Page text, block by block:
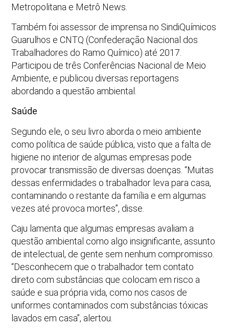
Metropolitana e Metrô News.
Também foi assessor de imprensa no SindiQuímicos
Guarulhos e CNTQ (Confederação Nacional dos
Trabalhadores do Ramo Químico) até 2017.
Participou de três Conferências Nacional de Meio
Ambiente, e publicou diversas reportagens
abordando a questão ambiental.
Saúde
Segundo ele, o seu livro aborda o meio ambiente
como política de saúde pública, visto que a falta de
higiene no interior de algumas empresas pode
provocar transmissão de diversas doenças. “Muitas
dessas enfermidades o trabalhador leva para casa,
contaminando o restante da família e em algumas
vezes até provoca mortes”, disse.
Caju lamenta que algumas empresas avaliam a
questão ambiental como algo insignificante, assunto
de intelectual, de gente sem nenhum compromisso.
“Desconhecem que o trabalhador tem contato
direto com substâncias que colocam em risco a
saúde e sua própria vida, como nos casos de
uniformes contaminados com substâncias tóxicas
lavados em casa”, alertou.